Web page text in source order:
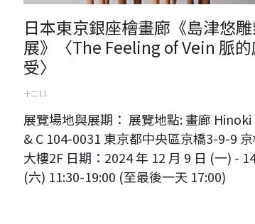
日本東京銀座檜畫廊《島津悠
展》〈The Feeling of Vein 脈
受〉
十二 11
展覽場地與展期： 展覽地點: 畫廊 Hinoki
& C 104-0031 東京都中央區京橋3-9-9
大樓2F 日期：2024 年 12 月 9 日 (一) -
(六) 11:30-19:00 (至最後一天 17:00)